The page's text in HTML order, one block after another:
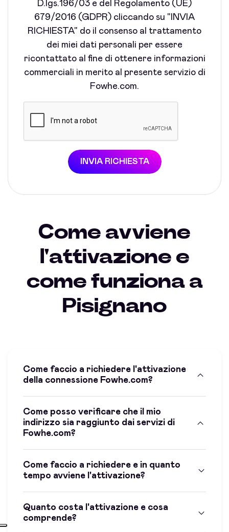
D.lgs.196/03 e del Regolamento (UE)
679/2016 (GDPR) cliccando su "INVIA
RICHIESTA" do il consenso al trattamento
dei miei dati personali per essere
ricontattato al fine di ottenere informazioni
commerciali in merito al presente servizio di
Fowhe.com.
INVIA RICHIESTA
Come avviene
l'attivazione e
come funziona a
Pisignano
Come faccio a richiedere l'attivazione
della connessione Fowhe.com?
Come posso verificare che il mio
indirizzo sia raggiunto dai servizi di
Fowhe.com?
Come faccio a richiedere e in quanto
tempo avviene l'attivazione?
Quanto costa l'attivazione e cosa
comprende?